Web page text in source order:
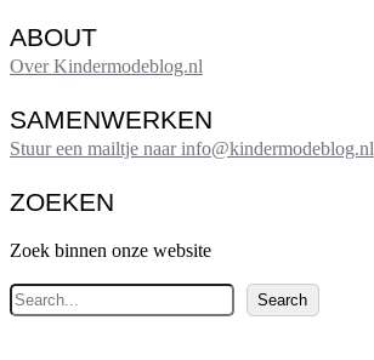
ABOUT
Over Kindermodeblog.nl
SAMENWERKEN
Stuur een mailtje naar info@kindermodeblog.nl
ZOEKEN
Zoek binnen onze website
Z
o
Search